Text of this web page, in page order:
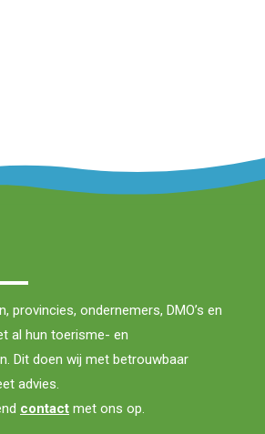
provincies, ondernemers, DMO’s en
al hun toerisme- en
Dit doen wij met betrouwbaar
advies.
contact met ons op.